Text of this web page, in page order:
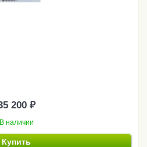
200 ₽
В наличии
Купить